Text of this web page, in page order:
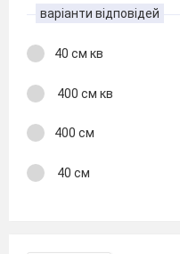
варіанти відповідей
40 см кв
400 см кв
400 см
40 см